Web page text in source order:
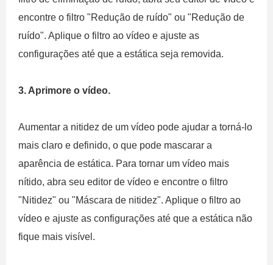
encontre o filtro "Redução de ruído" ou "Redução de
ruído". Aplique o filtro ao vídeo e ajuste as
configurações até que a estática seja removida.
3. Aprimore o vídeo.
Aumentar a nitidez de um vídeo pode ajudar a torná-lo
mais claro e definido, o que pode mascarar a
aparência de estática. Para tornar um vídeo mais
nítido, abra seu editor de vídeo e encontre o filtro
"Nitidez" ou "Máscara de nitidez". Aplique o filtro ao
vídeo e ajuste as configurações até que a estática não
fique mais visível.